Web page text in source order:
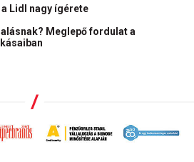
Lidl nagy ígérete
Meglepő fordulat a